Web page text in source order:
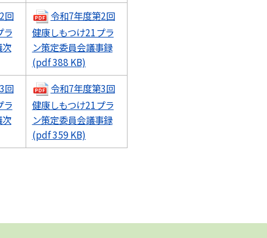
回
ラ
令和7年度第2回
健康しもつけ21プラ
ン策定委員会議事録
(pdf 388 KB)
回
ラ
令和7年度第3回
健康しもつけ21プラ
ン策定委員会議事録
(pdf 359 KB)